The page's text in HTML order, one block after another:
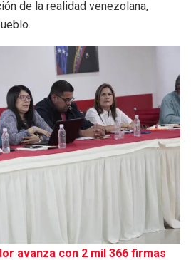
de la realidad venezolana,
avanza con 2 mil 366 firmas